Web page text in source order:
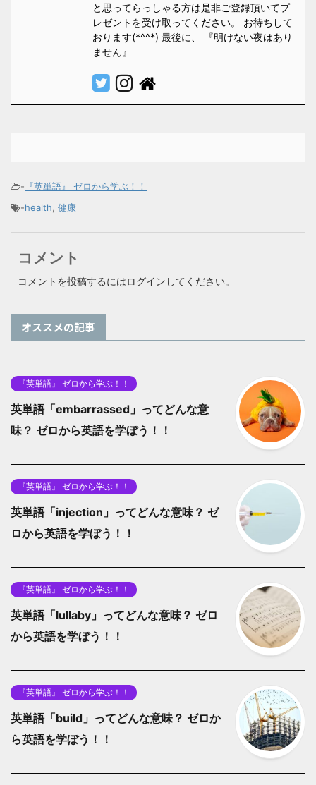
と思ってらっしゃる方は是非ご登録頂いてプ
レゼントを受け取ってください。 お待ちして
おります(*^^*) 最後に、 『明けない夜はあり
ません』
- 『英単語』 ゼロから学ぶ！！
-health, 健康
コメント
コメントを投稿するにはログイン してください。
オススメの記事
『英単語』 ゼロから学ぶ！！
英単語「embarrassed」ってどんな意
味？ ゼロから英語を学ぼう！！
『英単語』 ゼロから学ぶ！！
英単語「injection」ってどんな意味？ ゼ
ロから英語を学ぼう！！
『英単語』 ゼロから学ぶ！！
英単語「lullaby」ってどんな意味？ ゼロ
から英語を学ぼう！！
『英単語』 ゼロから学ぶ！！
英単語「build」ってどんな意味？ ゼロか
ら英語を学ぼう！！